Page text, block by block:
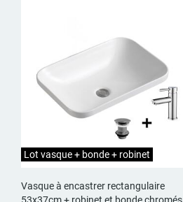
Lot vasque + bonde + robinet
Vasque à encastrer rectangulaire